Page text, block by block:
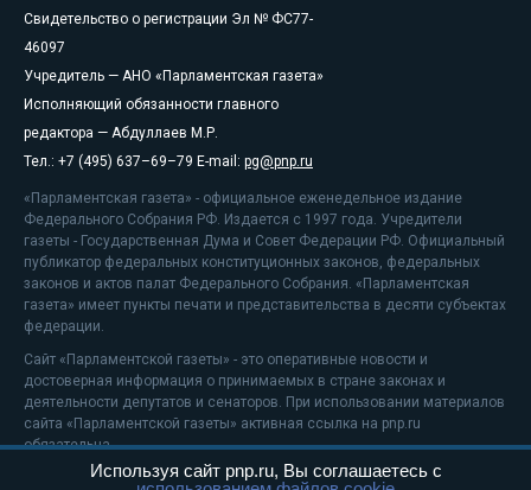
Свидетельство о регистрации Эл № ФС77-
46097
Учредитель — АНО «Парламентская газета»
Исполняющий обязанности главного
редактора — Абдуллаев М.Р.
Тел.: +7 (495) 637–69–79 E-mail: pg@pnp.ru
«Парламентская газета» - официальное еженедельное издание
Федерального Собрания РФ. Издается с 1997 года. Учредители
газеты - Государственная Дума и Совет Федерации РФ. Официальный
публикатор федеральных конституционных законов, федеральных
законов и актов палат Федерального Собрания. «Парламентская
газета» имеет пункты печати и представительства в десяти субъектах
федерации.
Сайт «Парламентской газеты» - это оперативные новости и
достоверная информация о принимаемых в стране законах и
деятельности депутатов и сенаторов. При использовании материалов
сайта «Парламентской газеты» активная ссылка на pnp.ru
обязательна.
На информационном ресурсе применяютсярекомендательные
Используя сайт pnp.ru, Вы соглашаетесь с